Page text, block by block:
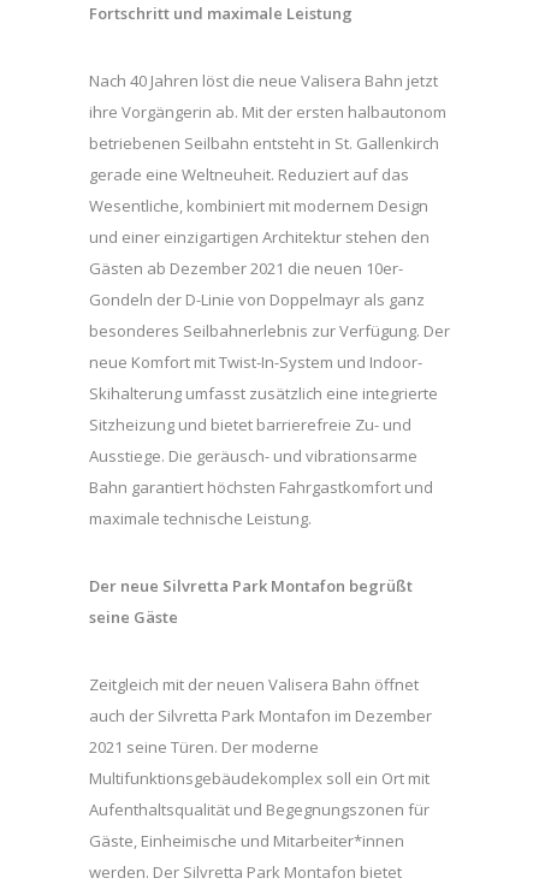
Fortschritt und maximale Leistung
Nach 40 Jahren löst die neue Valisera Bahn jetzt
ihre Vorgängerin ab. Mit der ersten halbautonom
betriebenen Seilbahn entsteht in St. Gallenkirch
gerade eine Weltneuheit. Reduziert auf das
Wesentliche, kombiniert mit modernem Design
und einer einzigartigen Architektur stehen den
Gästen ab Dezember 2021 die neuen 10er-
Gondeln der D-Linie von Doppelmayr als ganz
besonderes Seilbahnerlebnis zur Verfügung. Der
neue Komfort mit Twist-In-System und Indoor-
Skihalterung umfasst zusätzlich eine integrierte
Sitzheizung und bietet barrierefreie Zu- und
Ausstiege. Die geräusch- und vibrationsarme
Bahn garantiert höchsten Fahrgastkomfort und
maximale technische Leistung.
Der neue Silvretta Park Montafon begrüßt
seine Gäste
Zeitgleich mit der neuen Valisera Bahn öffnet
auch der Silvretta Park Montafon im Dezember
2021 seine Türen. Der moderne
Multifunktionsgebäudekomplex soll ein Ort mit
Aufenthaltsqualität und Begegnungszonen für
Gäste, Einheimische und Mitarbeiter*innen
werden. Der Silvretta Park Montafon bietet